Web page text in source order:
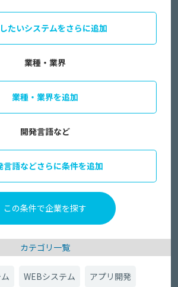
たいシステムをさらに追加
業種・業界
業種・業界を追加
開発言語など
言語などさらに条件を追加
カテゴリ一覧
WEBシステム アプリ開発